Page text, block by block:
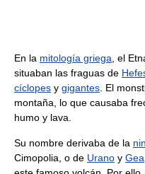
En la mitología griega , el
situaban las fraguas de
cíclopes y gigantes . El
montaña, lo que causaba
humo y lava.
Su nombre derivaba de la
Cimopolia, o de Urano y Gea